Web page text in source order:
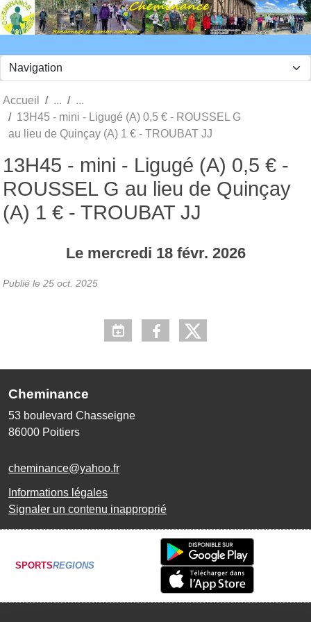
Accueil
13H45 - mini - Ligugé (A) 0,5 € - ROUSSEL G
au lieu de Quinçay (A) 1 € - TROUBAT JJ
13H45 - mini - Ligugé (A) 0,5 € -
ROUSSEL G au lieu de Quinçay
(A) 1 € - TROUBAT JJ
Le mercredi 18 févr. 2026
Publié le 25 oct. 2025
Cheminance
53 boulevard Chasseigne
86000 Poitiers
cheminance@yahoo.fr
Informations légales
Signaler un contenu inapproprié
SPORTSREGIONS
Panneau de gestion des cookies